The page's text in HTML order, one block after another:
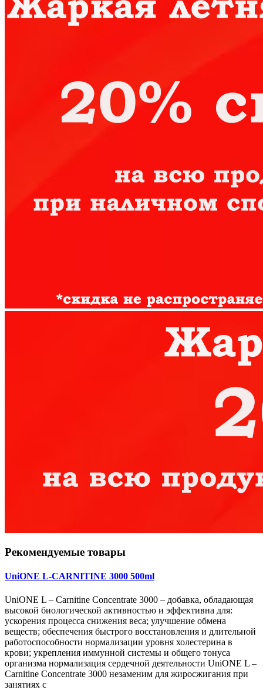
Рекомендуемые товары
UniONE L-CARNITINE 3000 500ml
UniONE L – Carnitine Concentrate 3000 – добавка, обладающая
высокой биологической активностью и эффективна для:
ускорения процесса снижения веса; улучшение обмена
веществ; обеспечения быстрого восстановления и длительной
работоспособности нормализации уровня холестерина в
крови; укрепления иммунной системы и общего тонуса
организма нормализация сердечной деятельности UniONE L –
Carnitine Concentrate 3000 незаменим для жиросжигания при
занятиях с